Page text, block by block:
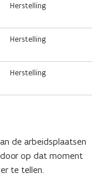
Herstelling
Herstelling
Herstelling
de arbeidsplaatsen
op dat moment
te tellen.